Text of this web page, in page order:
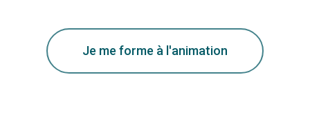
Je me forme à l'animation